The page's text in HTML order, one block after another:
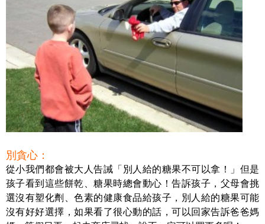
別貪心：
從小我們都會被大人告誡「別人給的糖果不可以拿！」但是
孩子看到這些餅乾、糖果時總會動心！告訴孩子，父母會挑
選沒有塑化劑、色素的健康食品給孩子，別人給的糖果可能
沒有好好選擇，如果看了很心動的話，可以回家告訴爸爸媽